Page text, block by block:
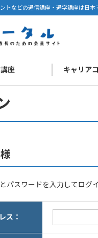
トなどの通信講座・通学講座は日本
座 キャリア
パスワードを入力してログ
ス：